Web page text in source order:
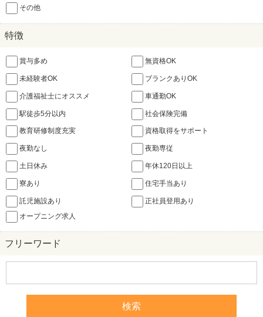
その他
特徴
賞与多め 無資格OK
未経験者OK ブランクありOK
介護福祉士にオススメ 車通勤OK
駅徒歩5分以内 社会保険完備
教育研修制度充実 資格取得をサポート
夜勤なし 夜勤専従
土日休み 年休120日以上
寮あり 住宅手当あり
託児施設あり
正社員登用あり
オープニング求人
フリーワード